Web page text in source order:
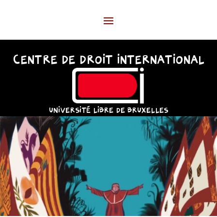
CENTRE DE DROIT INTERNATIONAL
UNIVERSITÉ LIBRE DE BRUXELLES